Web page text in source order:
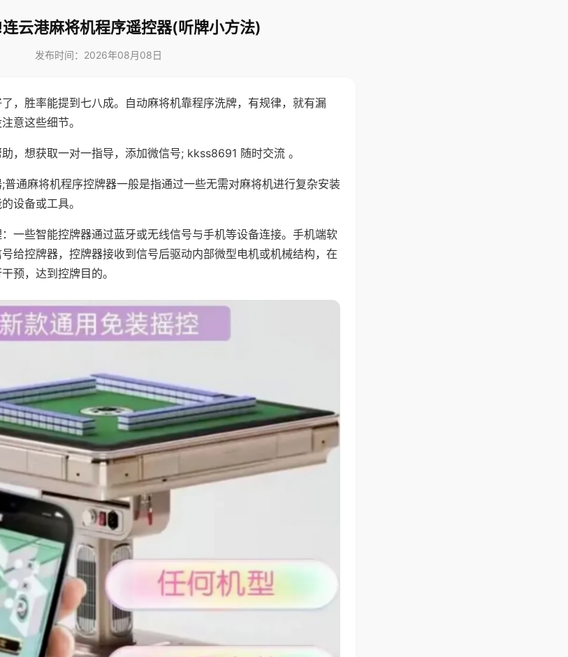
云港麻将机程序遥控器(听牌小方法)
发布时间：2026年08月08日
，胜率能提到七八成。自动麻将机靠程序洗牌，有规律，就有漏
意这些细节。
，想获取一对一指导，添加微信号; kkss8691 随时交流 。
通麻将机程序控牌器一般是指通过一些无需对麻将机进行复杂安装
设备或工具。
一些智能控牌器通过蓝牙或无线信号与手机等设备连接。手机端软
给控牌器，控牌器接收到信号后驱动内部微型电机或机械结构，在
预，达到控牌目的。